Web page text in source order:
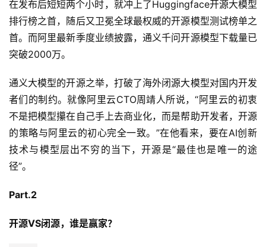
在发布后短短两个小时，就冲上了Huggingface开源大模型
排行榜之首，随后又卫冕全球最权威的开源模型测试榜单之
首。而阿里最新季度业绩披露，通义千问开源模型下载量已
突破2000万。
通义大模型的开源之举，打破了海外闭源大模型对国内开发
者们的制约。就像阿里云CTO周靖人所说，“阿里云的初衷
不是把模型攥在自己手上去商业化，而是帮助开发者，开源
的策略与阿里云的初心完全一致。”在他看来，要在AI创新
技术与模型层出不穷的当下，开源是“最佳也是唯一的途
径”。
Part.2
开源VS闭源，谁是赢家？